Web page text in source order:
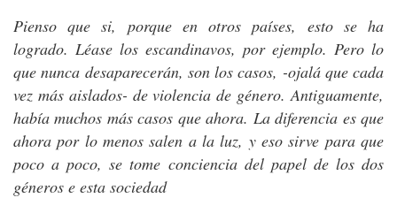
Pienso que si, porque en otros países, esto se ha
logrado. Léase los escandinavos, por ejemplo. Pero lo
que nunca desaparecerán, son los casos, -ojalá que cada
vez más aislados- de violencia de género. Antiguamente,
había muchos más casos que ahora. La diferencia es que
ahora por lo menos salen a la luz, y eso sirve para que
poco a poco, se tome conciencia del papel de los dos
géneros e esta sociedad